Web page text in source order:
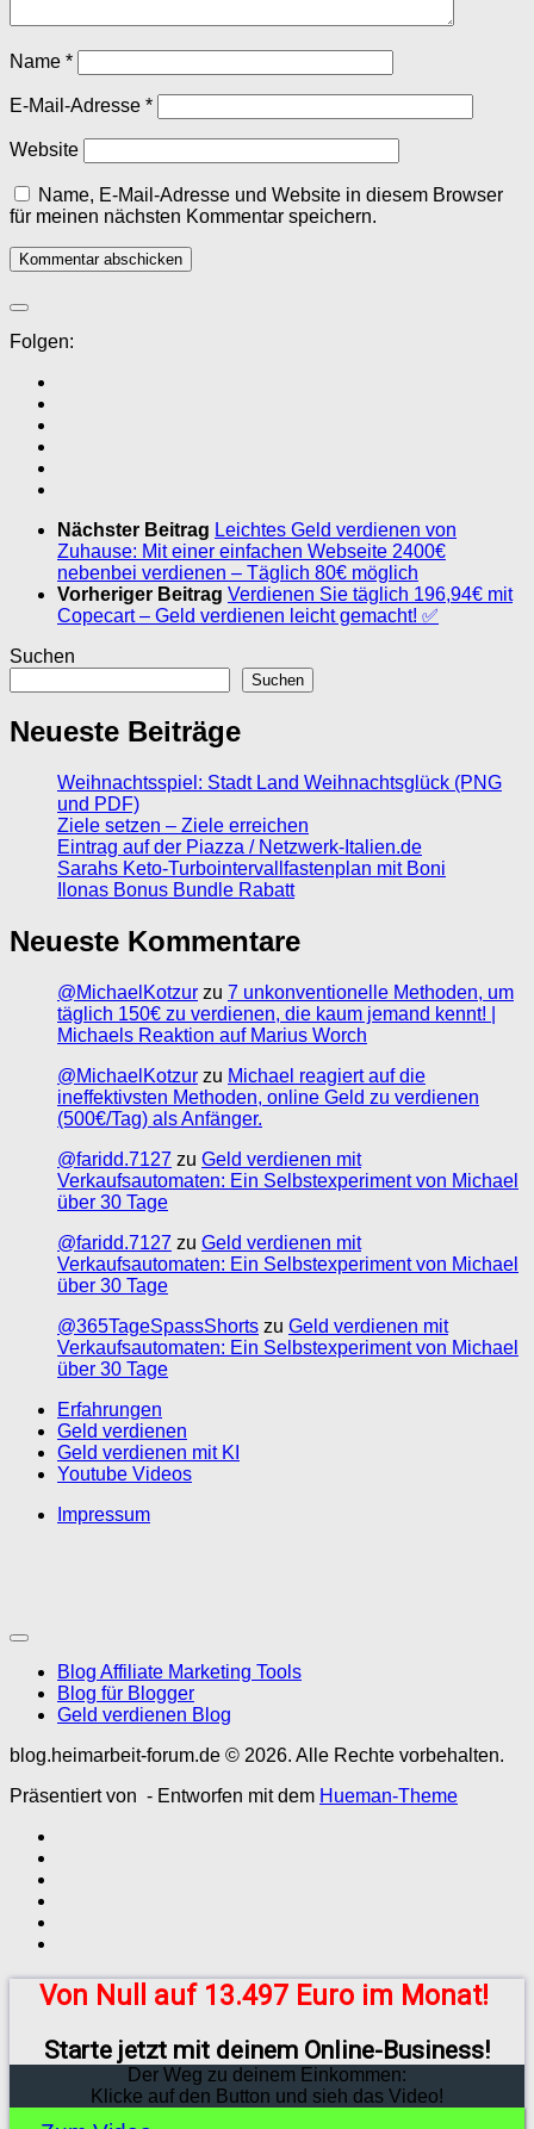
Name *
E-Mail-Adresse *
Website
Name, E-Mail-Adresse und Website in diesem Browser
für meinen nächsten Kommentar speichern.
Folgen:
Nächster Beitrag Leichtes Geld verdienen von
Zuhause: Mit einer einfachen Webseite 2400€
nebenbei verdienen – Täglich 80€ möglich
Vorheriger Beitrag Verdienen Sie täglich 196,94€ mit
Copecart – Geld verdienen leicht gemacht! ✅
Suchen
Suchen
Neueste Beiträge
Weihnachtsspiel: Stadt Land Weihnachtsglück (PNG
und PDF)
Ziele setzen – Ziele erreichen
Eintrag auf der Piazza / Netzwerk-Italien.de
Sarahs Keto-Turbointervallfastenplan mit Boni
Ilonas Bonus Bundle Rabatt
Neueste Kommentare
@MichaelKotzur zu 7 unkonventionelle Methoden, um
täglich 150€ zu verdienen, die kaum jemand kennt! |
Michaels Reaktion auf Marius Worch
@MichaelKotzur zu Michael reagiert auf die
ineffektivsten Methoden, online Geld zu verdienen
(500€/Tag) als Anfänger.
@faridd.7127 zu Geld verdienen mit
Verkaufsautomaten: Ein Selbstexperiment von Michael
über 30 Tage
@faridd.7127 zu Geld verdienen mit
Verkaufsautomaten: Ein Selbstexperiment von Michael
über 30 Tage
@365TageSpassShorts zu Geld verdienen mit
Verkaufsautomaten: Ein Selbstexperiment von Michael
über 30 Tage
Erfahrungen
Geld verdienen
Geld verdienen mit KI
Youtube Videos
Impressum
Blog Affiliate Marketing Tools
Blog für Blogger
Geld verdienen Blog
blog.heimarbeit-forum.de © 2026. Alle Rechte vorbehalten.
Präsentiert von - Entworfen mit dem Hueman-Theme
Von Null auf 13.497 Euro im Monat!
Starte jetzt mit deinem Online-Business!
Der Weg zu deinem Einkommen:
Klicke auf den Button und sieh das Video!